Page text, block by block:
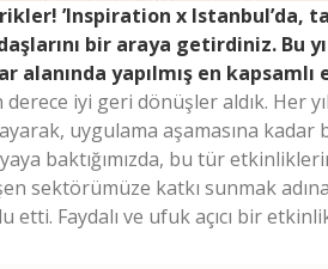
’Inspiration x Istanbul’da,
bir araya getirdiniz. Bu
alanında yapılmış en
derece iyi geri dönüşler aldık. Her
uygulama aşamasına
baktığımızda, bu tür
sektörümüze katkı sunmak
etti. Faydalı ve ufuk açıcı bir